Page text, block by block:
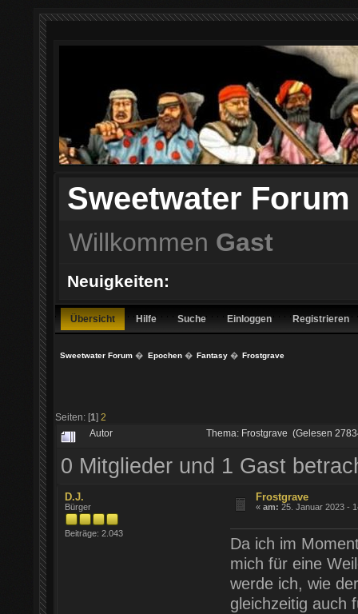
Sweetwater Forum
Willkommen Gast
Neuigkeiten:
Übersicht Hilfe Suche Einloggen Registrieren
Sweetwater Forum � Epochen� Fantasy� Frostgrave
Seiten: [1] 2
Autor Thema: Frostgrave (Gelesen
0 Mitglieder und 1 Gast
D.J.
Bürger
Beiträge: 2.043
Frostgrave
«am: 25. Januar 2023 -
Da ich im
mich für eine
werde ich, wie
gleichzeitig auch